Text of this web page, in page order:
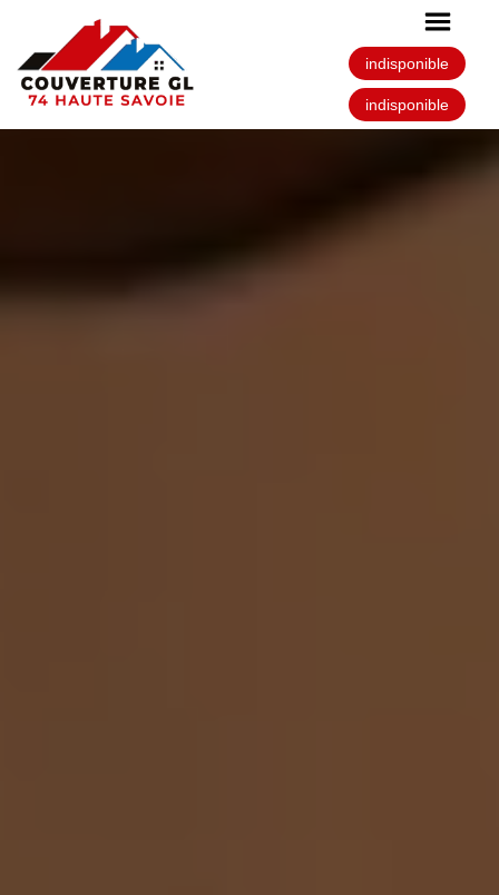
indisponible
indisponible